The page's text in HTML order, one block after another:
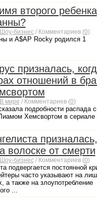
второго ребенка
Шоу-бизнес/ Комментариев (0)
и A$AP Rocky родился 1
призналась,
отношений в
В мире / Комментариев (0)
подробности распада
Хемсвортом в сериале
волоске от смерти
Шоу-бизнес/ Комментариев (0)
подвергается постоянной
часто указывают на
а также на злоупотребление
...